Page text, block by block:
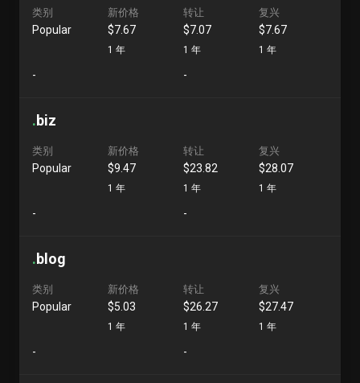
类别
Popular
新价格
$7.67
1 年
转让
$7.07
1 年
复兴
$7.67
1 年
- -
.biz
类别
Popular
新价格
$9.47
1 年
转让
$23.82
1 年
复兴
$28.07
1 年
- -
.blog
类别
Popular
新价格
$5.03
1 年
转让
$26.27
1 年
复兴
$27.47
1 年
- -